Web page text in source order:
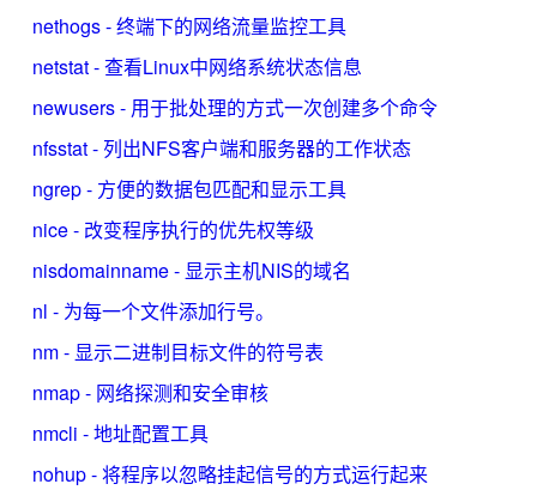
nethogs - 终端下的网络流量监控工具
netstat - 查看Linux中网络系统状态信息
newusers - 用于批处理的方式一次创建多个命令
nfsstat - 列出NFS客户端和服务器的工作状态
ngrep - 方便的数据包匹配和显示工具
nice - 改变程序执行的优先权等级
nisdomainname - 显示主机NIS的域名
nl - 为每一个文件添加行号。
nm - 显示二进制目标文件的符号表
nmap - 网络探测和安全审核
nmcli - 地址配置工具
nohup - 将程序以忽略挂起信号的方式运行起来